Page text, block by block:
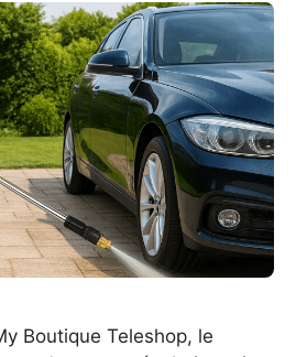
Boutique Teleshop, le